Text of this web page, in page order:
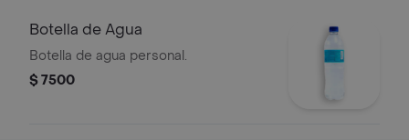
Botella de Agua
Botella de agua personal.
$ 7500